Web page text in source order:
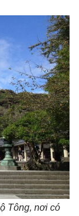
Tông, nơi có